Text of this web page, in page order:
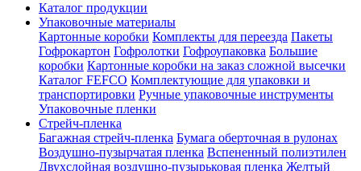
Каталог продукции
Упаковочные материалы
Картонные коробки Комплекты для переезда Пакеты
Гофрокартон Гофролотки Гофроупаковка Большие
коробки Картонные коробки на заказ сложной высечки
Каталог FEFCO Комплектующие для упаковки и
транспортировки Ручные упаковочные инструменты
Упаковочные пленки
Стрейч-пленка
Багажная стрейч-пленка Бумага оберточная в рулонах
Воздушно-пузырчатая пленка Вспененный полиэтилен
Двухслойная воздушно-пузырьковая пленка Желтый